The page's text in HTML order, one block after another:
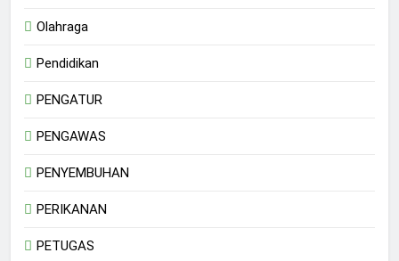
Olahraga
Pendidikan
PENGATUR
PENGAWAS
PENYEMBUHAN
PERIKANAN
PETUGAS